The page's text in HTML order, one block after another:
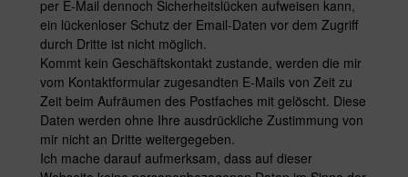
per E-Mail dennoch Sicherheitslücken aufweisen kann,
ein lückenloser Schutz der Email-Daten vor dem Zugriff
durch Dritte ist nicht möglich.
Kommt kein Geschäftskontakt zustande, werden die mir
vom Kontaktformular zugesandten E-Mails von Zeit zu
Zeit beim Aufräumen des Postfaches mit gelöscht. Diese
Daten werden ohne Ihre ausdrückliche Zustimmung von
mir nicht an Dritte weitergegeben.
Ich mache darauf aufmerksam, dass auf dieser